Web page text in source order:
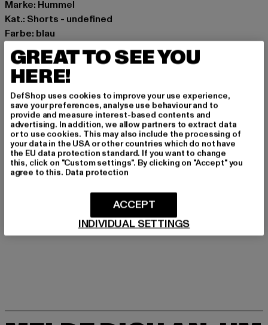
Marke: Hummel
Kat.: Shorts - undefined
Farbe: blau
Hersteller Farbe: light blue
Materialzusammensetzung: 100% Polyester
Art.Nr: HUW126-021-01851
Hersteller: HUMMEL CENOZOIC APS |
info@newlinehalo.com
Balticagade 20 | 8000 Aarhus C | DK
GRÖSSE & PASSFORM
LIEFERUNG & RÜCKGABE
GREAT TO SEE YOU
HERE!
DefShop uses cookies to improve your use experience,
save your preferences, analyse use behaviour and to
provide and measure interest-based contents and
advertising. In addition, we allow partners to extract data
or to use cookies. This may also include the processing of
your data in the USA or other countries which do not have
the EU data protection standard. If you want to change
this, click on "Custom settings". By clicking on "Accept" you
agree to this. Data protection
INDIVIDUAL SETTINGS
ACCEPT